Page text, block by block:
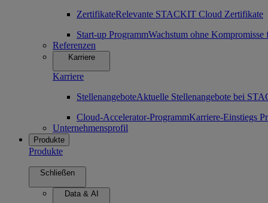
ZertifikateRelevante STACKIT Cloud Zertifikate
Start-up ProgrammWachstum ohne
Referenzen
Karriere
Karriere
StellenangeboteAktuelle Stellenangebote bei
Cloud-Accelerator-ProgrammKarriere-Einstiegs
Unternehmensprofil
Produkte
Produkte
Schließen
Data & AI